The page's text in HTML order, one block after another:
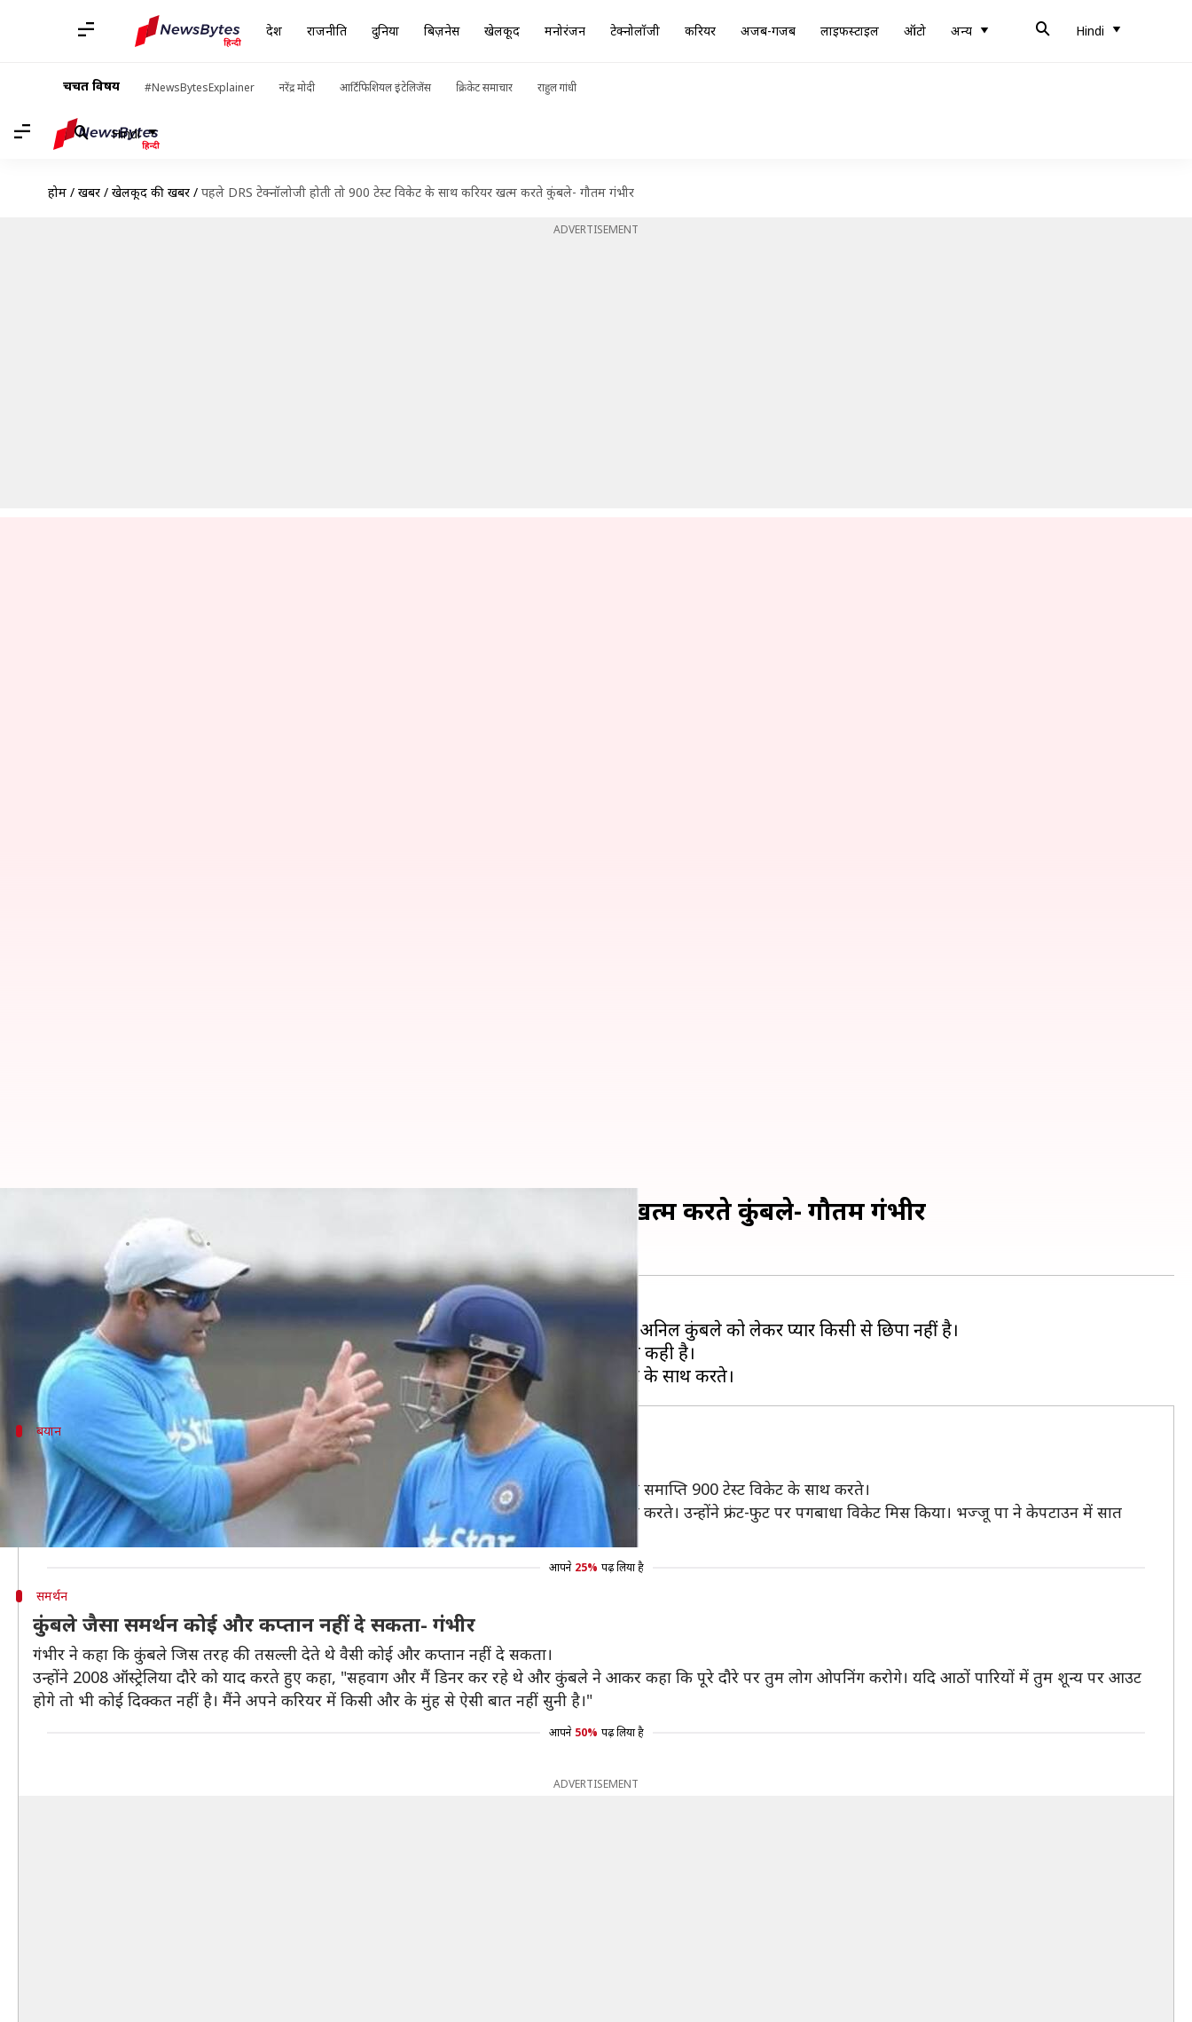
देश राजनीति दुनिया बिज़नेस खेलकूद मनोरंजन टेक्नोलॉजी करियर अजब-गजब लाइफस्टाइल ऑटो अन्य Hindi
चर्चित विषय #NewsBytesExplainer नरेंद्र मोदी आर्टिफिशियल इंटेलिजेंस क्रिकेट समाचार राहुल गांधी
Hindi
होम / खबरें / खेलकूद की खबरें / पहले DRS टेक्नॉलोजी होती तो 900 टेस्ट विकेट के साथ करियर खत्म करते कुंबले- गौतम गंभीर
ADVERTISEMENT
पहले DRS टेक्नॉलोजी होती तो 900 टेस्ट विकेट के साथ करियर खत्म करते कुंबले- गौतम गंभीर
May 03, 2020
पूर्व भारतीय क्रिकेटर और वर्तमान समय में भारतीय जनता पार्टी (भाजपा) के सांसद गौतम गंभीर का अनिल कुंबले को लेकर प्यार किसी से छिपा नहीं है।
हाल ही में कुंबले को अपना बेस्ट कप्तान बताने वाले गंभीर ने एक बार फिर कुंबले को लेकर बड़ी बात कही है।
बयान
DRS के साथ 900 विकेट लेते कुंबले- गंभीर
गंभीर ने स्पोर्ट्स तक के साथ इंटरव्यू के दौरान कहा कि यदि DRS सिस्टम होता तो कुंबले अपने करियर की समाप्ति 900 टेस्ट विकेट के साथ करते।
उन्होंने कहा, "DRS के साथ कुंबले 900 और हरभजन सिंह 700 टेस्ट विकेट के साथ अपना करियर समाप्त करते। उन्होंने फ्रंट-फुट पर पगबाधा विकेट मिस किया। भज्जू पा ने केपटाउन में सात
विकेट लिए थे। यदि उन्होंने रैंक-टर्नर पर खेला होता तो विपक्षी टीम 100 रन भी नहीं बना पाती।"
आपने 25% पढ़ लिया है
समर्थन
कुंबले जैसा समर्थन कोई और कप्तान नहीं दे सकता- गंभीर
गंभीर ने कहा कि कुंबले जिस तरह की तसल्ली देते थे वैसी कोई और कप्तान नहीं दे सकता।
उन्होंने 2008 ऑस्ट्रेलिया दौरे को याद करते हुए कहा, "सहवाग और मैं डिनर कर रहे थे और कुंबले ने आकर कहा कि पूरे दौरे पर तुम लोग ओपनिंग करोगे। यदि आठों पारियों में तुम शून्य पर आउट
होगे तो भी कोई दिक्कत नहीं है। मैंने अपने करियर में किसी और के मुंह से ऐसी बात नहीं सुनी है।"
आपने 50% पढ़ लिया है
ADVERTISEMENT